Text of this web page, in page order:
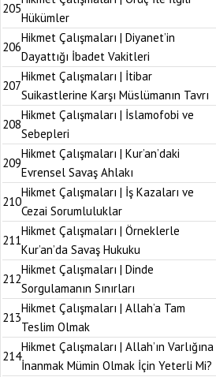
205
Hükümler
206
Hikmet Çalışmaları | Diyanet’in
Dayattığı İbadet Vakitleri
207
Hikmet Çalışmaları | İtibar
Suikastlerine Karşı Müslümanın Tavrı
208
Hikmet Çalışmaları | İslamofobi ve
Sebepleri
209
Hikmet Çalışmaları | Kur’an’daki
Evrensel Savaş Ahlakı
210
Hikmet Çalışmaları | İş Kazaları ve
Cezai Sorumluluklar
211
Hikmet Çalışmaları | Örneklerle
Kur’an’da Savaş Hukuku
212
Hikmet Çalışmaları | Dinde
Sorgulamanın Sınırları
213
Hikmet Çalışmaları | Allah’a Tam
Teslim Olmak
214
Hikmet Çalışmaları | Allah’ın Varlığına
İnanmak Mümin Olmak İçin Yeterli Mi?